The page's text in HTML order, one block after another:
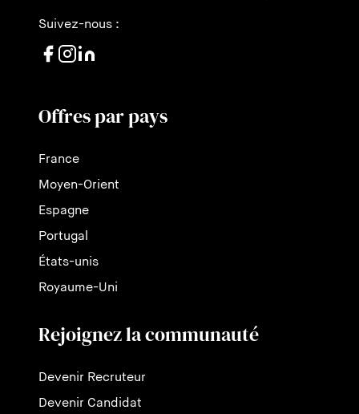
Suivez-nous :
Offres par pays
France
Moyen-Orient
Espagne
Portugal
États-unis
Royaume-Uni
Rejoignez la communauté
Devenir Recruteur
Devenir Candidat